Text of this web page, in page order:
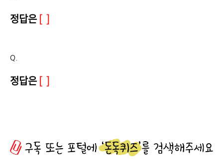
정답은 [ ]
Q.
정답은 [ ]